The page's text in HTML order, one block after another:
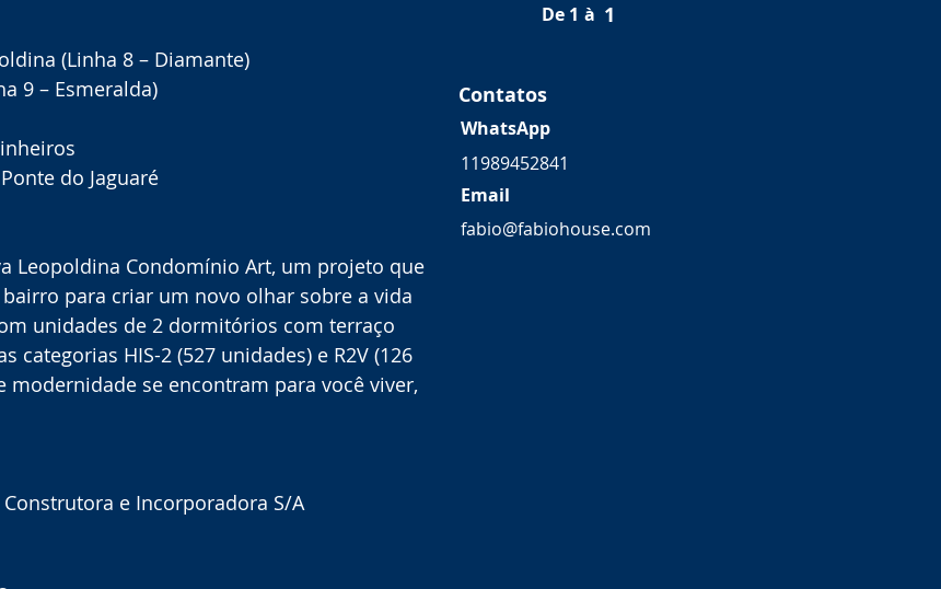
(Linha 8 – Diamante)
9 – Esmeralda)
do Jaguaré
Leopoldina Condomínio Art, um projeto que
para criar um novo olhar sobre a vida
unidades de 2 dormitórios com terraço
categorias HIS-2 (527 unidades) e R2V (126
se encontram para você viver,
e Incorporadora S/A
De 1 à 1
Contatos
WhatsApp
11989452841
Email
fabio@fabiohouse.com